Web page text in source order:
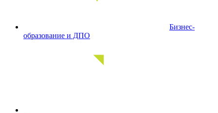
Бизнес-
образование и ДПО